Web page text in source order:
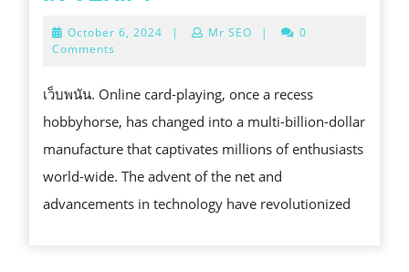
ONLINE
HOW
TO
STAY
IN
VERIFY
October 6, 2024 October
| Mr SEO |
0
Comments
เว็บพนัน. Online card-playing, once a recess
hobbyhorse, has changed into a multi-billion-dollar
manufacture that captivates millions of enthusiasts
world-wide. The advent of the net and
advancements in technology have revolutionized